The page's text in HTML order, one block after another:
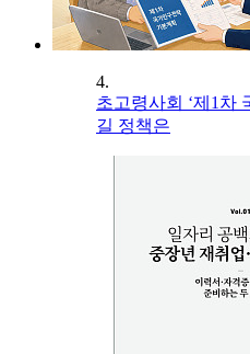
4.
초고령사회 ‘제1차
길 정책은